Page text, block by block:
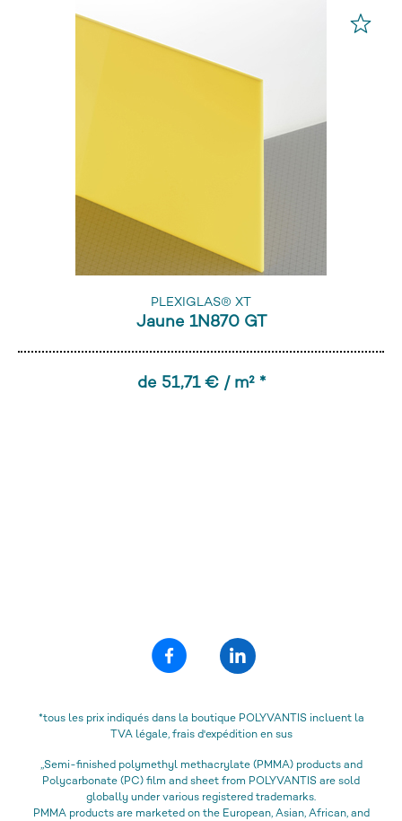
PLEXIGLAS® XT
Jaune 1N870 GT
de 51,71 € / m² *
*tous les prix indiqués dans la boutique POLYVANTIS incluent la
TVA légale, frais d'expédition en sus
„Semi-finished polymethyl methacrylate (PMMA) products and
Polycarbonate (PC) film and sheet from POLYVANTIS are sold
globally under various registered trademarks.
PMMA products are marketed on the European, Asian, African, and